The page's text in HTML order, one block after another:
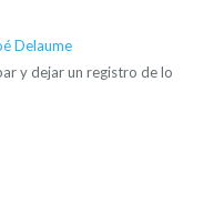
Delaume
y dejar un registro de lo